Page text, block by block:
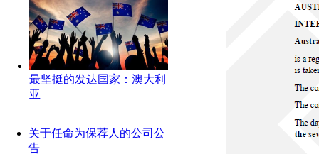
最坚挺的发达国家：澳大利
亚
关于任命为保荐人的公司公
告